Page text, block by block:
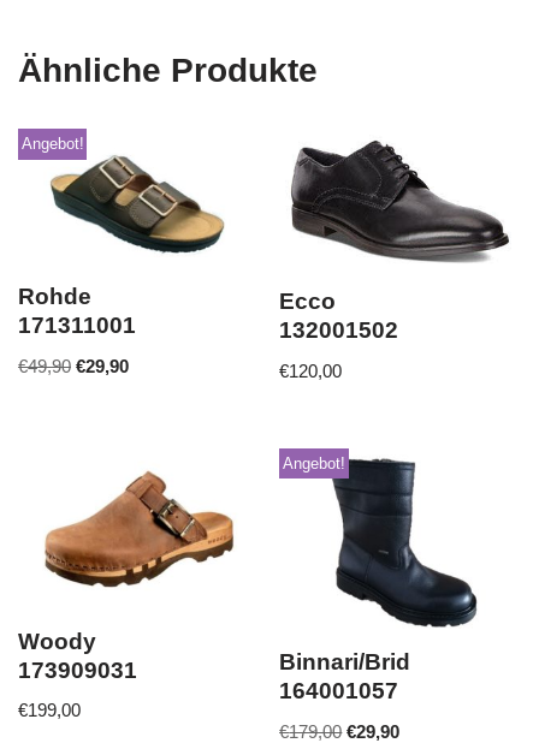
Ähnliche Produkte
Angebot!
Rohde
171311001
€49,90 €29,90
Ecco
132001502
€120,00
Woody
173909031
€199,00
Angebot!
Binnari/Brid
164001057
€179,00 €29,90